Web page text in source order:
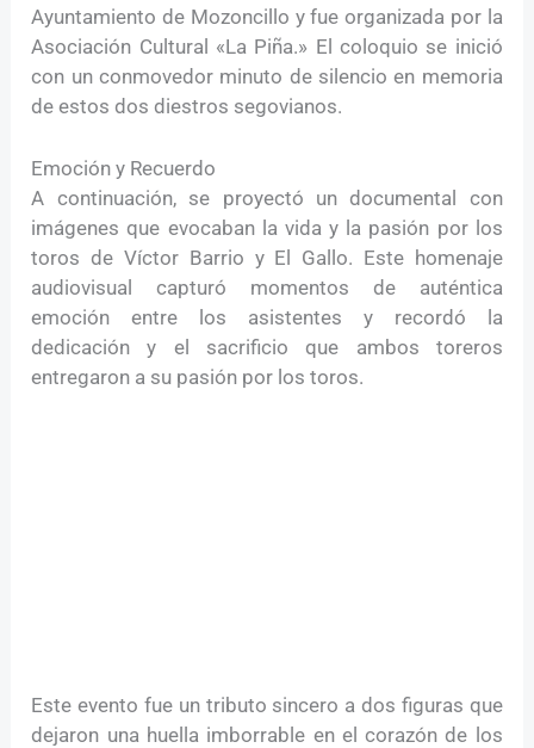
Ayuntamiento de Mozoncillo y fue organizada por la
Asociación Cultural «La Piña.» El coloquio se inició
con un conmovedor minuto de silencio en memoria
de estos dos diestros segovianos.
Emoción y Recuerdo
A continuación, se proyectó un documental con
imágenes que evocaban la vida y la pasión por los
toros de Víctor Barrio y El Gallo. Este homenaje
audiovisual capturó momentos de auténtica
emoción entre los asistentes y recordó la
dedicación y el sacrificio que ambos toreros
entregaron a su pasión por los toros.
Este evento fue un tributo sincero a dos figuras que
dejaron una huella imborrable en el corazón de los